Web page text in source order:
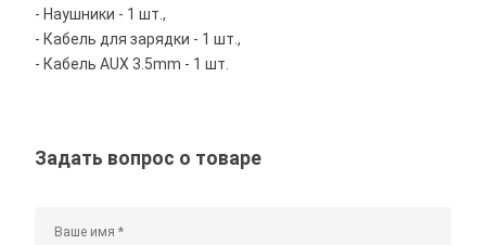
- Наушники - 1 шт.,
- Кабель для зарядки - 1 шт.,
- Кабель AUX 3.5mm - 1 шт.
Задать вопрос о товаре